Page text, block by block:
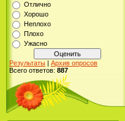
Отлично
Хорошо
Неплохо
Плохо
Ужасно
Результаты | Архив опросов
Всего ответов: 887